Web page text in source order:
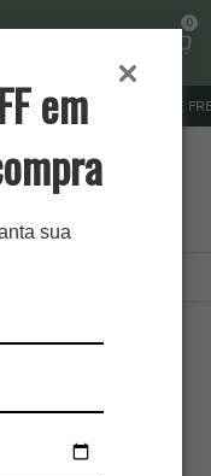
em
sua
0
SUL E SUDESTE FRETE